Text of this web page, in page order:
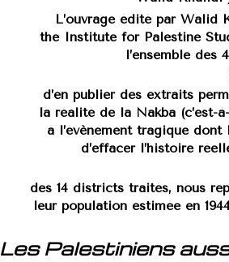
L’ouvrage édité par Walid
the Institute for Palestine
l’ensemble des
d’en publier des extraits
la réalité de la Nakba (c’est-
à l’évènement tragique
d’effacer l’histoire
des 14 districts traités, nous
leur population estimée en
Les Palestiniens